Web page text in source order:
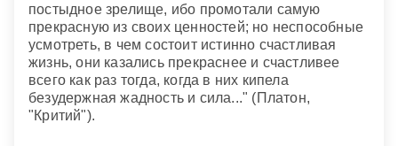
постыдное зрелище, ибо промотали самую
прекрасную из своих ценностей; но неспособные
усмотреть, в чем состоит истинно счастливая
жизнь, они казались прекраснее и счастливее
всего как раз тогда, когда в них кипела
безудержная жадность и сила..." (Платон,
"Критий").